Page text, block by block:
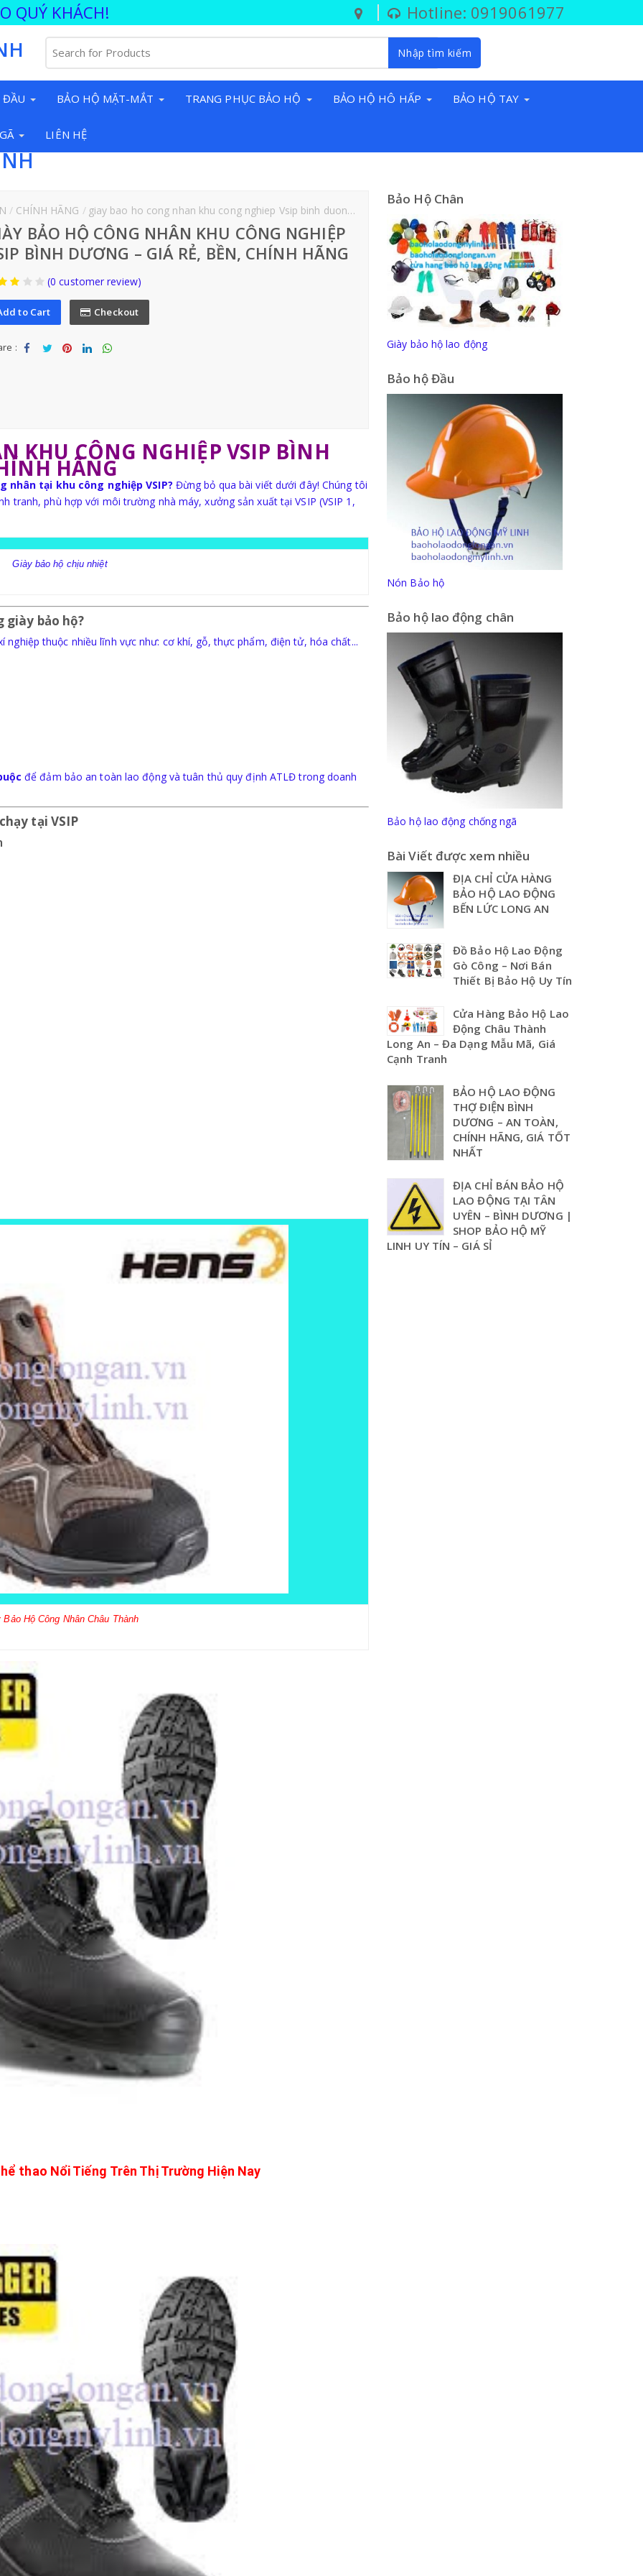
QUÝ KHÁCH! Hotline: 0919061977
Nhập tìm kiếm
ĐẦU BẢO HỘ MẶT-MẮT TRANG PHỤC BẢO HỘ BẢO HỘ HÔ HẤP BẢO HỘ TAY
LIÊN HỆ
CHÍNH HÃNG giay bao ho cong nhan khu cong nghiep Vsip binh duong GIÀY BẢO HỘ CÔNG NHÂN KHU CÔNG NGHIỆP VSIP
BẢO HỘ CÔNG NHÂN KHU CÔNG NGHIỆP
BÌNH DƯƠNG – GIÁ RẺ, BỀN, CHÍNH HÃNG
(0 customer review)
to Cart Checkout
:
KHU CÔNG NGHIỆP VSIP BÌNH
HÃNG
nhân tại khu công nghiệp VSIP? Đừng bỏ qua bài viết dưới đây! Chúng tôi
tranh, phù hợp với môi trường nhà máy, xưởng sản xuất tại VSIP (VSIP 1,
Giày bảo hộ chịu nhiệt
giày bảo hộ?
nghiệp thuộc nhiều lĩnh vực như: cơ khí, gỗ, thực phẩm, điện tử, hóa chất...
để đảm bảo an toàn lao động và tuân thủ quy định ATLĐ trong doanh
tại VSIP
Hộ Công Nhân Châu Thành
thao Nổi Tiếng Trên Thị Trường Hiện Nay
Bảo Hộ Chân
Giày bảo hộ lao động
Bảo hộ Đầu
Nón Bảo hộ
Bảo hộ lao động chân
Bảo hộ lao động chống ngã
Bài Viết được xem nhiều
ĐỊA CHỈ CỬA HÀNG
BẢO HỘ LAO ĐỘNG
BẾN LỨC LONG AN
Đồ Bảo Hộ Lao Động
Gò Công – Nơi Bán
Thiết Bị Bảo Hộ Uy Tín
Cửa Hàng Bảo Hộ Lao
Động Châu Thành
Long An – Đa Dạng Mẫu Mã, Giá
Cạnh Tranh
BẢO HỘ LAO ĐỘNG
THỢ ĐIỆN BÌNH
DƯƠNG – AN TOÀN,
CHÍNH HÃNG, GIÁ TỐT
NHẤT
ĐỊA CHỈ BÁN BẢO HỘ
LAO ĐỘNG TẠI TÂN
UYÊN – BÌNH DƯƠNG |
SHOP BẢO HỘ MỸ
LINH UY TÍN – GIÁ SỈ